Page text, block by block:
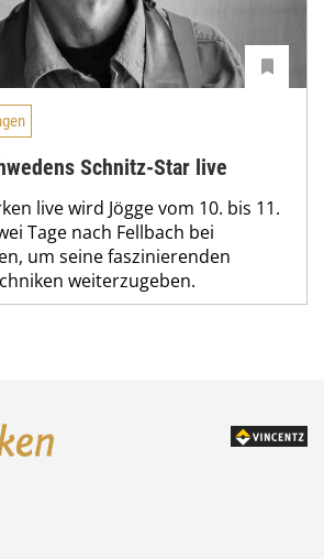
Schnitz-Star live
live wird Jögge vom 10. bis 11.
Tage nach Fellbach bei
um seine faszinierenden
weiterzugeben.